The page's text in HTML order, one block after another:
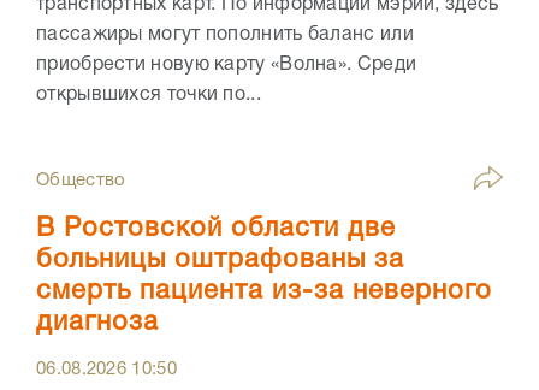
транспортных карт. По информации мэрии, здесь
пассажиры могут пополнить баланс или
приобрести новую карту «Волна». Среди
открывшихся точки по...
Общество
В Ростовской области две
больницы оштрафованы за
смерть пациента из-за неверного
диагноза
06.08.2026 10:50